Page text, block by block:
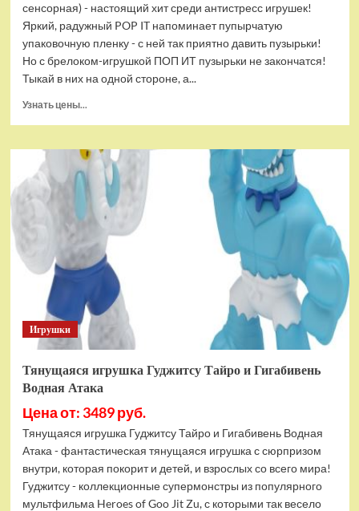
сенсорная) - настоящий хит среди антистресс игрушек!
Яркий, радужный POP IT напоминает пупырчатую
упаковочную пленку - с ней так приятно давить пузырьки!
Но с брелоком-игрушкой ПОП ИТ пузырьки не закончатся!
Тыкай в них на одной стороне, а...
Узнать цены...
Брелок-
игрушка
POP
Квадрат
антистресс
(тактильная,
сенсорная)
Игрушки
Тянущаяся игрушка Гуджитсу Тайро и Гигабивень
Водная Атака
Цена от: 3489 руб.
Тянущаяся игрушка Гуджитсу Тайро и Гигабивень Водная
Атака - фантастическая тянущаяся игрушка с сюрпризом
внутри, которая покорит и детей, и взрослых со всего мира!
Гуджитсу - коллекционные супермонстры из популярного
мультфильма Heroes of Goo Jit Zu, с которыми так весело